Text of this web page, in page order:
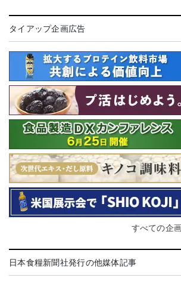
タイアップ企画広告
すべての企
日本食糧新聞社発行の他媒体記事